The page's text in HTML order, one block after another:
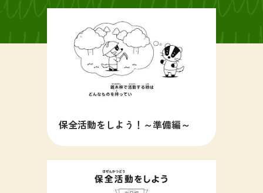
保全活動をしよう！～準備編～